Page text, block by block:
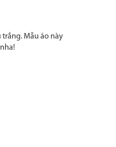
trắng. Mẫu áo này